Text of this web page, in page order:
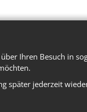
Ihren Besuch in
später jederzeit